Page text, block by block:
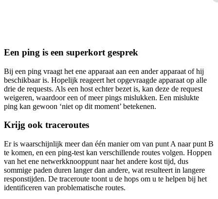
Een ping is een superkort gesprek
Bij een ping vraagt het ene apparaat aan een ander apparaat of hij
beschikbaar is. Hopelijk reageert het opgevraagde apparaat op alle
drie de requests. Als een host echter bezet is, kan deze de request
weigeren, waardoor een of meer pings mislukken. Een mislukte
ping kan gewoon ‘niet op dit moment’ betekenen.
Krijg ook traceroutes
Er is waarschijnlijk meer dan één manier om van punt A naar punt B
te komen, en een ping-test kan verschillende routes volgen. Hoppen
van het ene netwerkknooppunt naar het andere kost tijd, dus
sommige paden duren langer dan andere, wat resulteert in langere
responstijden. De traceroute toont u de hops om u te helpen bij het
identificeren van problematische routes.